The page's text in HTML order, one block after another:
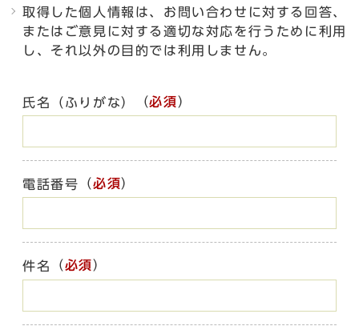
取得した個人情報は、お問い合わせに対する回答、
またはご意見に対する適切な対応を行うために利用
し、それ以外の目的では利用しません。
氏名（ふりがな） （必須）
電話番号 （必須）
件名 （必須）